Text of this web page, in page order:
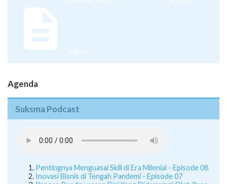
Halaman Web Pamflet
Juknis
Agenda
Suksma Podcast
Pentingnya Menguasai Skill di Era Milenial - Episode 08
Inovasi Bisnis di Tengah Pandemi - Episode 07